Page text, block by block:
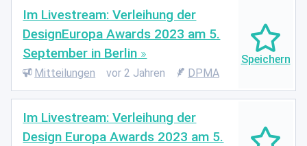
Im Livestream: Verleihung der
DesignEuropa Awards 2023 am 5.
September in Berlin
Mitteilungen vor 2 Jahren DPMA
Im Livestream: Verleihung der
Design Europa Awards 2023 am 5.